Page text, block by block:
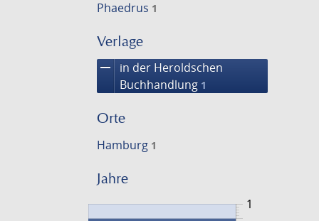
Phaedrus 1
Verlage
remove
in der Heroldschen
Buchhandlung 1
Orte
Hamburg 1
Jahre
1